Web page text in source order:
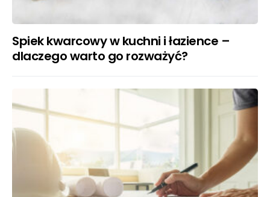
Spiek kwarcowy w kuchni i łazience –
dlaczego warto go rozważyć?